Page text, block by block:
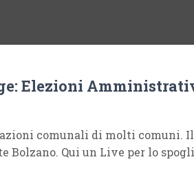
Elezioni
comunali di molti comuni.
Bolzano. Qui un Live per lo